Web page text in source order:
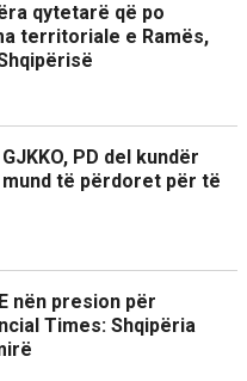
qytetarë që po
territoriale e Ramës,
PD del kundër
të përdoret për të
nën presion për
Times: Shqipëria